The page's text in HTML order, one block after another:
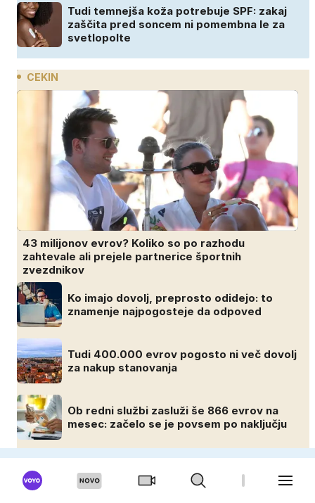
Tudi temnejša koža potrebuje SPF: zakaj
zaščita pred soncem ni pomembna le za
svetlopolte
CEKIN
43 milijonov evrov? Koliko so po razhodu
zahtevale ali prejele partnerice športnih
zvezdnikov
Ko imajo dovolj, preprosto odidejo: to
znamenje najpogosteje da odpoved
Tudi 400.000 evrov pogosto ni več dovolj
za nakup stanovanja
Ob redni službi zasluži še 866 evrov na
mesec: začelo se je povsem po naključju
MOSKISVET